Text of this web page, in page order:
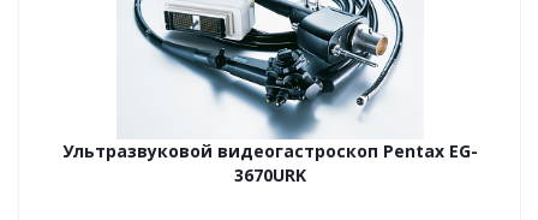
Ультразвуковой видеогастроскоп Pentax EG-
3670URK